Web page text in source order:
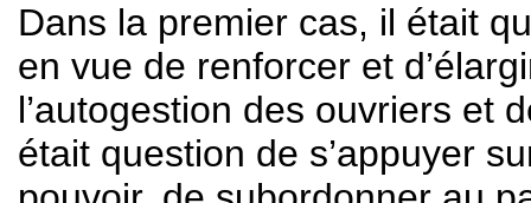
Dans la premier cas, il était
en vue de renforcer et
l’autogestion des ouvriers et
était question de s’appuyer